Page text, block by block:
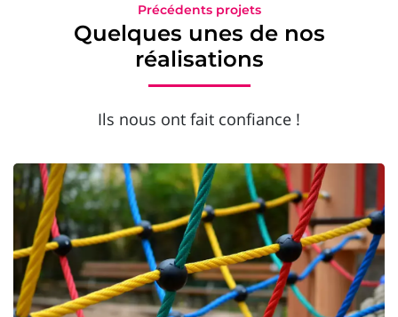
Précédents projets
Quelques unes de nos
réalisations
Ils nous ont fait confiance !